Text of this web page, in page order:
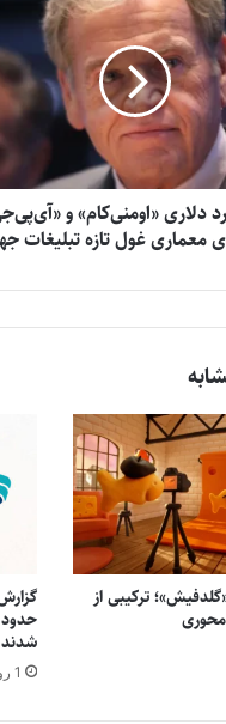
میلیارد دلاری «اومنی‌کام» و
معماری غول تازه تبلیغات
ترکیبی از
شدند
1 روز پیش